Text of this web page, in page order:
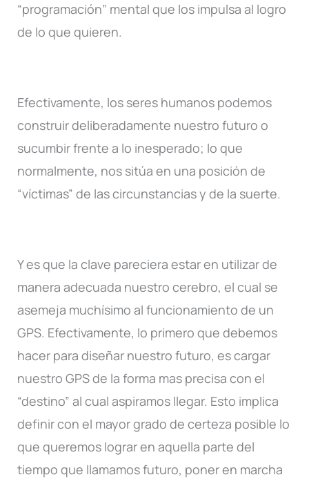
“programación” mental que los impulsa al logro
de lo que quieren.
Efectivamente, los seres humanos podemos
construir deliberadamente nuestro futuro o
sucumbir frente a lo inesperado; lo que
normalmente, nos sitúa en una posición de
“víctimas” de las circunstancias y de la suerte.
Y es que la clave pareciera estar en utilizar de
manera adecuada nuestro cerebro, el cual se
asemeja muchísimo al funcionamiento de un
GPS. Efectivamente, lo primero que debemos
hacer para diseñar nuestro futuro, es cargar
nuestro GPS de la forma mas precisa con el
“destino” al cual aspiramos llegar. Esto implica
definir con el mayor grado de certeza posible lo
que queremos lograr en aquella parte del
tiempo que llamamos futuro, poner en marcha